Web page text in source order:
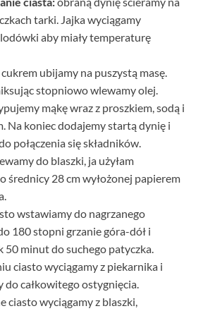
tarki. Jajka wyciągamy
aby miały temperaturę
ubijamy na puszystą masę.
stopniowo wlewamy olej.
mąkę wraz z proszkiem, sodą i
Na koniec dodajemy startą dynię i
połączenia się składników.
do blaszki, ja użyłam
średnicy 28 cm wyłożonej papierem
wstawiamy do nagrzanego
180 stopni grzanie góra-dół i
50 minut do suchego patyczka.
ciasto wyciągamy z piekarnika i
do całkowitego ostygnięcia.
ciasto wyciągamy z blaszki,